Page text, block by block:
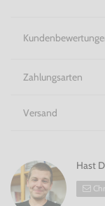
unterstützten
Zahlungsarten
Versand
Hast